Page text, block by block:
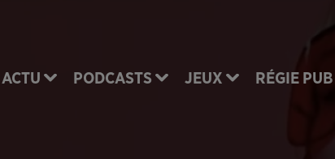
ACTU PODCASTS JEUX RÉGIE PUB